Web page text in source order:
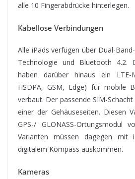
alle 10 Fingerabdrücke hinterlegen.
Kabellose Verbindungen
Alle iPads verfügen über Dual-
Technologie und Bluetooth 4.2.
haben darüber hinaus ein LTE-
HSDPA, GSM, Edge) für mobile
verbaut. Der passende SIM-
einer der Gehäuseseiten. Diesen
GPS-/ GLONASS-Ortungsmodul
Varianten müssen dagegen mit
digitalem Kompass auskommen.
Kameras